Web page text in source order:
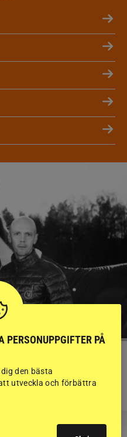
de hatade
PERSONUPPGIFTER PÅ
den bästa
utveckla och förbättra